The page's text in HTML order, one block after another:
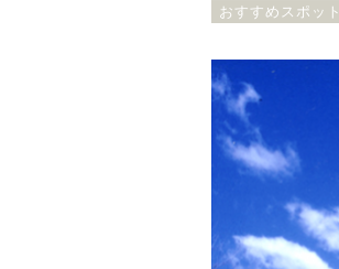
おすすめスポット